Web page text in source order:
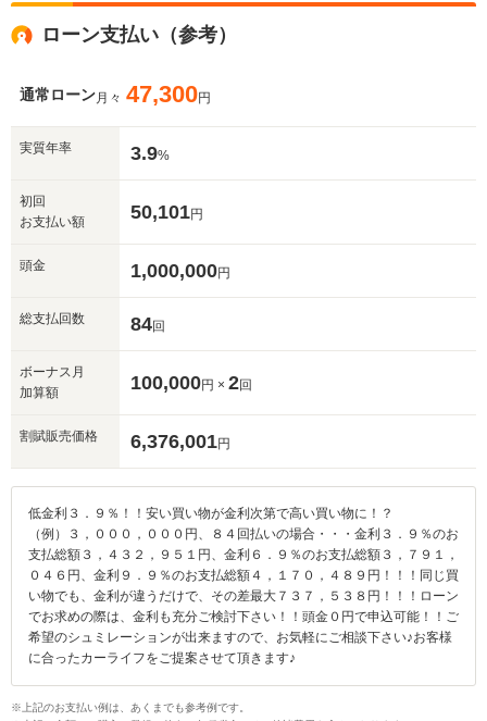
ローン支払い（参考）
通常ローン月々 47,300円
実質年率 3.9%
初回
お支払い額
50,101円
頭金 1,000,000円
総支払回数 84回
ボーナス月
加算額
100,000円 × 2回
割賦販売価格 6,376,001円
低金利３．９％！！安い買い物が金利次第で高い買い物に！？
（例）３，０００，０００円、８４回払いの場合・・・金利３．９％のお
支払総額３，４３２，９５１円、金利６．９％のお支払総額３，７９１，
０４６円、金利９．９％のお支払総額４，１７０，４８９円！！！同じ買
い物でも、金利が違うだけで、その差最大７３７，５３８円！！！ローン
でお求めの際は、金利も充分ご検討下さい！！頭金０円で申込可能！！ご
希望のシュミレーションが出来ますので、お気軽にご相談下さい♪お客様
に合ったカーライフをご提案させて頂きます♪
※上記のお支払い例は、あくまでも参考例です。